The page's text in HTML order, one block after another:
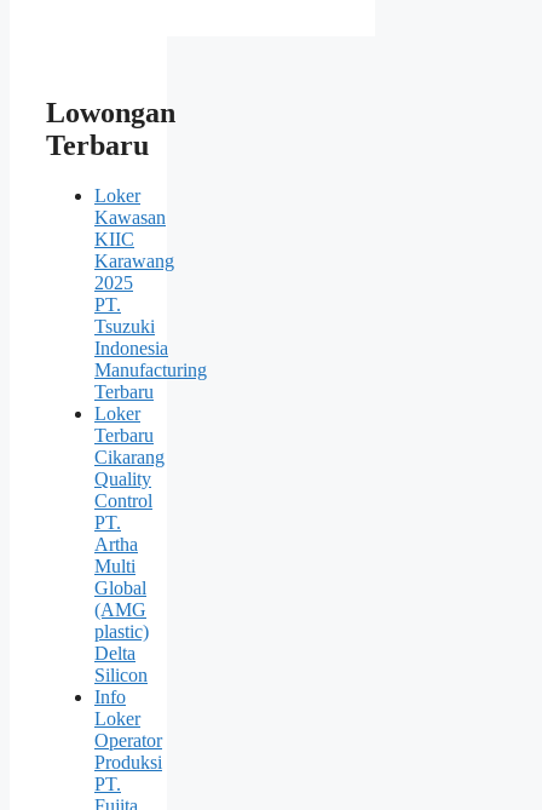
Lowongan
Terbaru
Loker
Kawasan
KIIC
Karawang
2025
PT.
Tsuzuki
Indonesia
Manufacturing
Terbaru
Loker
Terbaru
Cikarang
Quality
Control
PT.
Artha
Multi
Global
(AMG
plastic)
Delta
Silicon
Info
Loker
Operator
Produksi
PT.